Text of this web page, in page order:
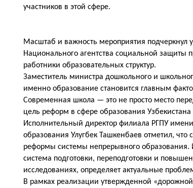
участников в этой сфере.
Масштаб и важность мероприятия подчеркнул
Национального агентства социальной защиты
работники образовательных структур.
Заместитель министра дошкольного и
именно образование становится главным
Современная школа — это не просто место
цель реформ в сфере образования
Исполнительный директор филиала РГПУ
образования Улугбек Ташкенбаев отметил,
реформы системы непрерывного образования.
система подготовки, переподготовки и
исследованиях, определяет актуальные
В рамках реализации утвержденной